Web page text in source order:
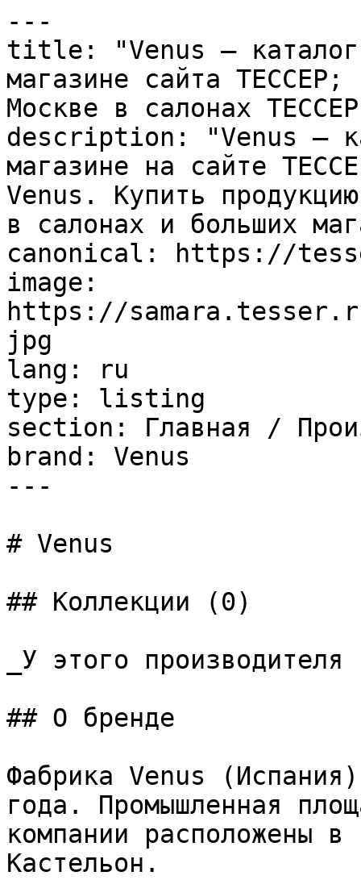
---
title: "Venus – каталог
магазине сайта ТЕССЕР;
Москве в салонах
description: "Venus –
магазине на сайте
Venus. Купить
в салонах и больших
canonical: https://
image:
https://
jpg
lang: ru
type: listing
section: Главная /
brand: Venus
---
# Venus
## Коллекции (0)
_У этого
## О бренде
Фабрика Venus
года. Промышленная
компании расположены
Кастельон.